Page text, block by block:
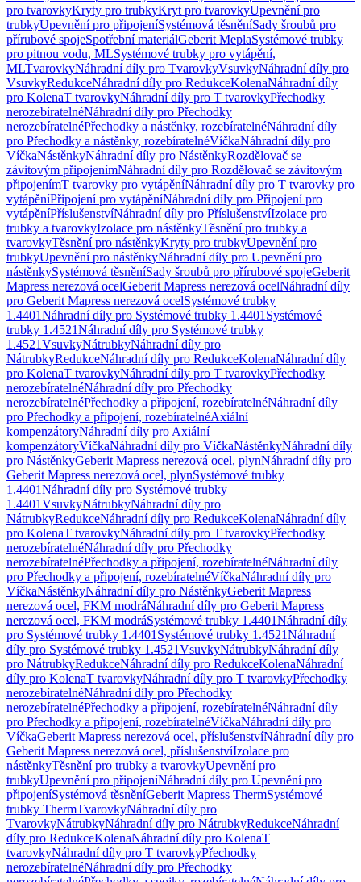
pro tvarovkyKryty pro trubkyKryt pro tvarovkyUpevnění pro
trubkyUpevnění pro připojeníSystémová těsněníSady šroubů pro
přírubové spojeSpotřební materiálGeberit MeplaSystémové trubky
pro pitnou vodu, MLSystémové trubky pro vytápění,
MLTvarovkyNáhradní díly pro TvarovkyVsuvkyNáhradní díly pro
VsuvkyRedukceNáhradní díly pro RedukceKolenaNáhradní díly
pro KolenaT tvarovkyNáhradní díly pro T tvarovkyPřechodky
nerozebíratelnéNáhradní díly pro Přechodky
nerozebíratelnéPřechodky a nástěnky, rozebíratelnéNáhradní díly
pro Přechodky a nástěnky, rozebíratelnéVíčkaNáhradní díly pro
VíčkaNástěnkyNáhradní díly pro NástěnkyRozdělovač se
závitovým připojenímNáhradní díly pro Rozdělovač se závitovým
připojenímT tvarovky pro vytápěníNáhradní díly pro T tvarovky pro
vytápěníPřipojení pro vytápěníNáhradní díly pro Připojení pro
vytápěníPříslušenstvíNáhradní díly pro PříslušenstvíIzolace pro
trubky a tvarovkyIzolace pro nástěnkyTěsnění pro trubky a
tvarovkyTěsnění pro nástěnkyKryty pro trubkyUpevnění pro
trubkyUpevnění pro nástěnkyNáhradní díly pro Upevnění pro
nástěnkySystémová těsněníSady šroubů pro přírubové spojeGeberit
Mapress nerezová ocelGeberit Mapress nerezová ocelNáhradní díly
pro Geberit Mapress nerezová ocelSystémové trubky
1.4401Náhradní díly pro Systémové trubky 1.4401 Systémové
trubky 1.4521Náhradní díly pro Systémové trubky
1.4521VsuvkyNátrubkyNáhradní díly pro
NátrubkyRedukceNáhradní díly pro RedukceKolenaNáhradní díly
pro KolenaT tvarovkyNáhradní díly pro T tvarovkyPřechodky
nerozebíratelnéNáhradní díly pro Přechodky
nerozebíratelnéPřechodky a připojení, rozebíratelnéNáhradní díly
pro Přechodky a připojení, rozebíratelnéAxiální
kompenzátoryNáhradní díly pro Axiální
kompenzátoryVíčkaNáhradní díly pro VíčkaNástěnkyNáhradní díly
pro NástěnkyGeberit Mapress nerezová ocel, plynNáhradní díly pro
Geberit Mapress nerezová ocel, plynSystémové trubky
1.4401Náhradní díly pro Systémové trubky
1.4401VsuvkyNátrubkyNáhradní díly pro
NátrubkyRedukceNáhradní díly pro RedukceKolenaNáhradní díly
pro KolenaT tvarovkyNáhradní díly pro T tvarovkyPřechodky
nerozebíratelnéNáhradní díly pro Přechodky
nerozebíratelnéPřechodky a připojení, rozebíratelnéNáhradní díly
pro Přechodky a připojení, rozebíratelnéVíčkaNáhradní díly pro
VíčkaNástěnkyNáhradní díly pro NástěnkyGeberit Mapress
nerezová ocel, FKM modráNáhradní díly pro Geberit Mapress
nerezová ocel, FKM modráSystémové trubky 1.4401Náhradní díly
pro Systémové trubky 1.4401 Systémové trubky 1.4521Náhradní
díly pro Systémové trubky 1.4521VsuvkyNátrubkyNáhradní díly
pro NátrubkyRedukceNáhradní díly pro RedukceKolenaNáhradní
díly pro KolenaT tvarovkyNáhradní díly pro T tvarovkyPřechodky
nerozebíratelnéNáhradní díly pro Přechodky
nerozebíratelnéPřechodky a připojení, rozebíratelnéNáhradní díly
pro Přechodky a připojení, rozebíratelnéVíčkaNáhradní díly pro
VíčkaGeberit Mapress nerezová ocel, příslušenstvíNáhradní díly pro
Geberit Mapress nerezová ocel, příslušenstvíIzolace pro
nástěnkyTěsnění pro trubky a tvarovkyUpevnění pro
trubkyUpevnění pro připojeníNáhradní díly pro Upevnění pro
připojeníSystémová těsněníGeberit Mapress ThermSystémové
trubky ThermTvarovkyNáhradní díly pro
TvarovkyNátrubkyNáhradní díly pro NátrubkyRedukceNáhradní
díly pro RedukceKolenaNáhradní díly pro KolenaT
tvarovkyNáhradní díly pro T tvarovkyPřechodky
nerozebíratelnéNáhradní díly pro Přechodky